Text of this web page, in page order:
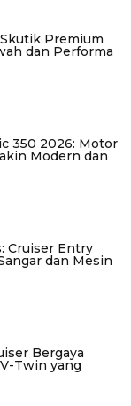
Premium
dan Performa
350 2026: Motor
Modern dan
Cruiser Entry
dan Mesin
Bergaya
Twin yang